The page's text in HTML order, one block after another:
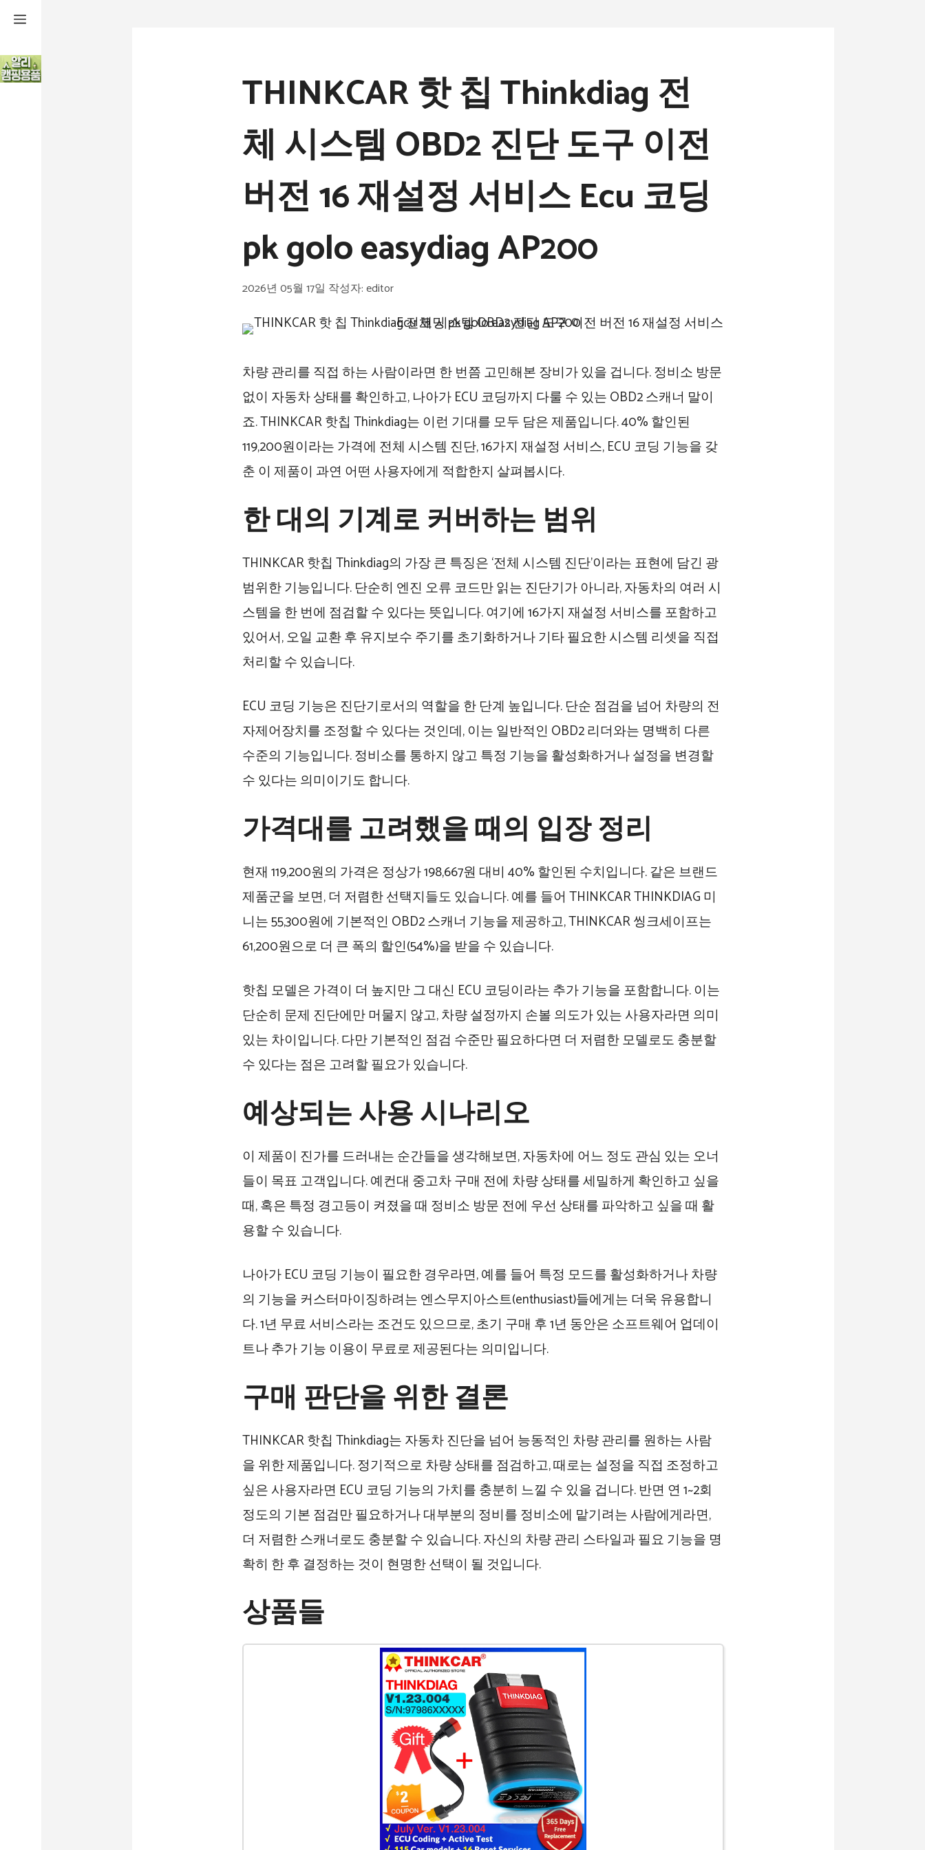
츠
로
THINKCAR 핫 칩 Thinkdiag 전
체 시스템 OBD2 진단 도구 이전
버전 16 재설정 서비스 Ecu 코딩
pk golo easydiag AP200
2026년 05월 17일 작성자:editor
차량 관리를 직접 하는 사람이라면 한 번쯤 고민해본 장비가 있을 겁니다. 정비소 방문
없이 자동차 상태를 확인하고, 나아가 ECU 코딩까지 다룰 수 있는 OBD2 스캐너 말이
죠. THINKCAR 핫칩 Thinkdiag는 이런 기대를 모두 담은 제품입니다. 40% 할인된
119,200원이라는 가격에 전체 시스템 진단, 16가지 재설정 서비스, ECU 코딩 기능을 갖
춘 이 제품이 과연 어떤 사용자에게 적합한지 살펴봅시다.
한 대의 기계로 커버하는 범위
THINKCAR 핫칩 Thinkdiag의 가장 큰 특징은 ‘전체 시스템 진단’이라는 표현에 담긴 광
범위한 기능입니다. 단순히 엔진 오류 코드만 읽는 진단기가 아니라, 자동차의 여러 시
스템을 한 번에 점검할 수 있다는 뜻입니다. 여기에 16가지 재설정 서비스를 포함하고
있어서, 오일 교환 후 유지보수 주기를 초기화하거나 기타 필요한 시스템 리셋을 직접
처리할 수 있습니다.
ECU 코딩 기능은 진단기로서의 역할을 한 단계 높입니다. 단순 점검을 넘어 차량의 전
자제어장치를 조정할 수 있다는 것인데, 이는 일반적인 OBD2 리더와는 명백히 다른
수준의 기능입니다. 정비소를 통하지 않고 특정 기능을 활성화하거나 설정을 변경할
수 있다는 의미이기도 합니다.
가격대를 고려했을 때의 입장 정리
현재 119,200원의 가격은 정상가 198,667원 대비 40% 할인된 수치입니다. 같은 브랜드
제품군을 보면, 더 저렴한 선택지들도 있습니다. 예를 들어 THINKCAR THINKDIAG 미
니는 55,300원에 기본적인 OBD2 스캐너 기능을 제공하고, THINKCAR 씽크세이프는
61,200원으로 더 큰 폭의 할인(54%)을 받을 수 있습니다.
핫칩 모델은 가격이 더 높지만 그 대신 ECU 코딩이라는 추가 기능을 포함합니다. 이는
단순히 문제 진단에만 머물지 않고, 차량 설정까지 손볼 의도가 있는 사용자라면 의미
있는 차이입니다. 다만 기본적인 점검 수준만 필요하다면 더 저렴한 모델로도 충분할
수 있다는 점은 고려할 필요가 있습니다.
예상되는 사용 시나리오
이 제품이 진가를 드러내는 순간들을 생각해보면, 자동차에 어느 정도 관심 있는 오너
들이 목표 고객입니다. 예컨대 중고차 구매 전에 차량 상태를 세밀하게 확인하고 싶을
때, 혹은 특정 경고등이 켜졌을 때 정비소 방문 전에 우선 상태를 파악하고 싶을 때 활
용할 수 있습니다.
나아가 ECU 코딩 기능이 필요한 경우라면, 예를 들어 특정 모드를 활성화하거나 차량
의 기능을 커스터마이징하려는 엔스무지아스트(enthusiast)들에게는 더욱 유용합니
다. 1년 무료 서비스라는 조건도 있으므로, 초기 구매 후 1년 동안은 소프트웨어 업데이
트나 추가 기능 이용이 무료로 제공된다는 의미입니다.
구매 판단을 위한 결론
THINKCAR 핫칩 Thinkdiag는 자동차 진단을 넘어 능동적인 차량 관리를 원하는 사람
을 위한 제품입니다. 정기적으로 차량 상태를 점검하고, 때로는 설정을 직접 조정하고
싶은 사용자라면 ECU 코딩 기능의 가치를 충분히 느낄 수 있을 겁니다. 반면 연 1~2회
정도의 기본 점검만 필요하거나 대부분의 정비를 정비소에 맡기려는 사람에게라면,
더 저렴한 스캐너로도 충분할 수 있습니다. 자신의 차량 관리 스타일과 필요 기능을 명
확히 한 후 결정하는 것이 현명한 선택이 될 것입니다.
상품들